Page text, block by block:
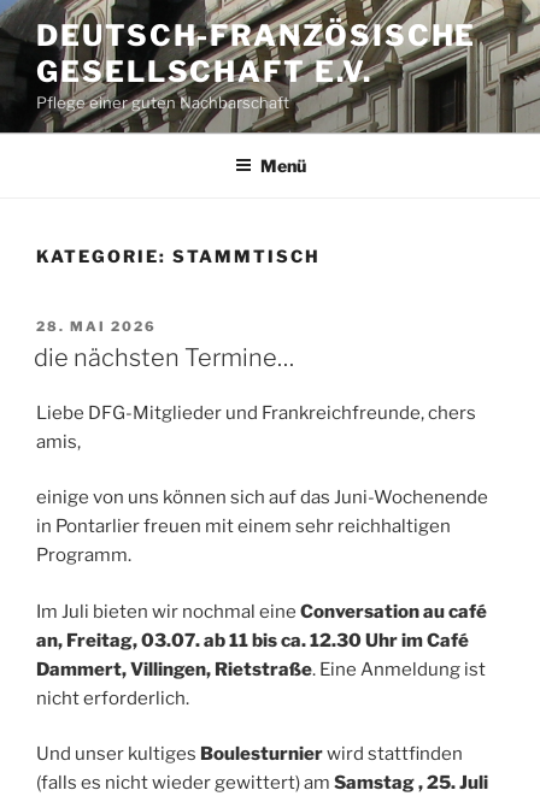
Zum
Inhalt
springen
DEUTSCH-FRANZÖSISCHE
GESELLSCHAFT E.V.
Pflege einer guten Nachbarschaft
Menü
KATEGORIE: STAMMTISCH
VERÖFFENTLICHT
AM
28. MAI 2026
die nächsten Termine…
Liebe DFG-Mitglieder und Frankreichfreunde, chers
amis,
einige von uns können sich auf das Juni-Wochenende
in Pontarlier freuen mit einem sehr reichhaltigen
Programm.
Im Juli bieten wir nochmal eine Conversation au café
an, Freitag, 03.07. ab 11 bis ca. 12.30 Uhr im Café
Dammert, Villingen, Rietstraße. Eine Anmeldung ist
nicht erforderlich.
Und unser kultiges Boulesturnierwird stattfinden
(falls es nicht wieder gewittert) am Samstag , 25. Juli